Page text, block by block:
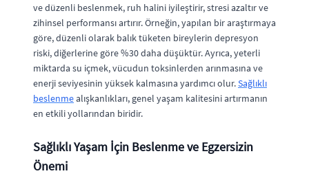
ve düzenli beslenmek, ruh halini iyileştirir, stresi azaltır ve
zihinsel performansı artırır. Örneğin, yapılan bir araştırmaya
göre, düzenli olarak balık tüketen bireylerin depresyon
riski, diğerlerine göre %30 daha düşüktür. Ayrıca, yeterli
miktarda su içmek, vücudun toksinlerden arınmasına ve
enerji seviyesinin yüksek kalmasına yardımcı olur.Sağlıklı
beslenmealışkanlıkları, genel yaşam kalitesini artırmanın
en etkili yollarından biridir.
Sağlıklı Yaşam İçin Beslenme ve Egzersizin
Önemi